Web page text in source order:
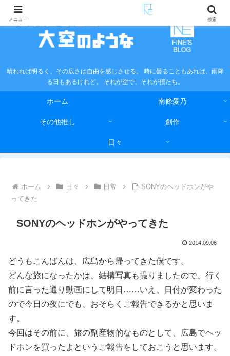
晴れれば明るく、その広さは自由を感じさせる。 時に曇ることもあれば、雨降
る日もあるけれど。 それが空で、それが僕たち。
ホーム 南條愛乃
その他推し 創作
日々
ホーム 日々 日常
SONYのヘッドホンがや
ってきた
SONYのヘッドホンがやってきた
2014.09.06
どうもこんばんは、広島から帰ってきた僕です。
どんな旅になったかは、結構写真も撮りましたので、行く
前に言った通り動画にして明日……いえ、日付が変わった
ので今日の夜にでも、おそらくご報告できるかと思いま
す。
今回はその前に、旅の副産物的なものとして、広島でヘッ
ドホンを買ったよというご報告をしておこうと思います。
メニュー 検索